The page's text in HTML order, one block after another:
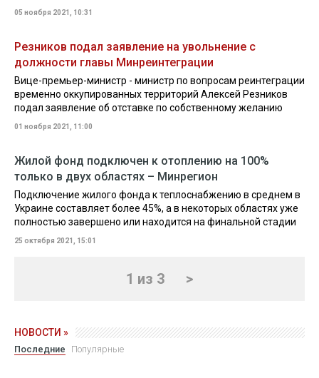
05 ноября 2021, 10:31
Резников подал заявление на увольнение с
должности главы Минреинтеграции
Вице-премьер-министр - министр по вопросам реинтеграции
временно оккупированных территорий Алексей Резников
подал заявление об отставке по собственному желанию
01 ноября 2021, 11:00
Жилой фонд подключен к отоплению на 100%
только в двух областях – Минрегион
Подключение жилого фонда к теплоснабжению в среднем в
Украине составляет более 45%, а в некоторых областях уже
полностью завершено или находится на финальной стадии
25 октября 2021, 15:01
1 из 3 >
НОВОСТИ »
Последние Популярные